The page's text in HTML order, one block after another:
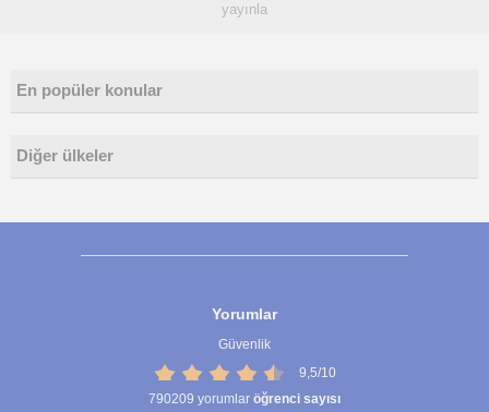
yayınla
En popüler konular
Diğer ülkeler
Yorumlar
Güvenlik
9,5/10
790209 yorumlar öğrenci sayısı